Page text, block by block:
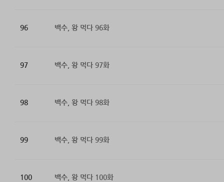
96 백수, 왕 먹다 96화
97 백수, 왕 먹다 97화
98 백수, 왕 먹다 98화
99 백수, 왕 먹다 99화
100 백수, 왕 먹다 100화